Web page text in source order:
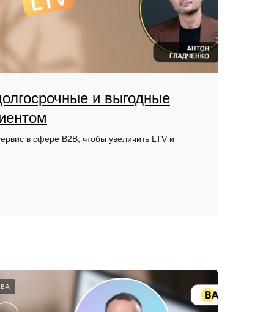
и выгодные
в сфере B2B, чтобы увеличить LTV и